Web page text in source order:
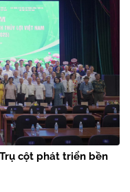
cột phát triển bền